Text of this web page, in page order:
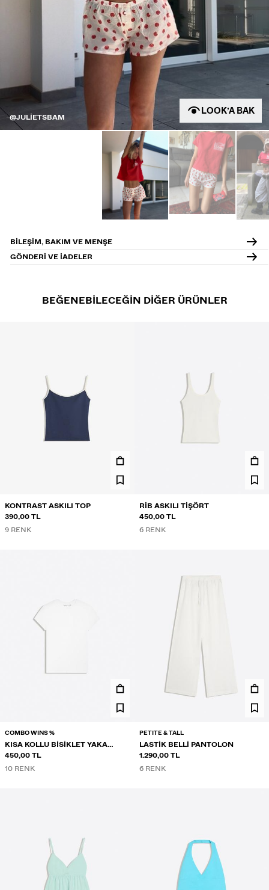
@JULIETSBAM
LOOK’A BAK
BILEŞIM, BAKIM VE MENŞE
GÖNDERI VE IADELER
BEĞENEBILECEĞIN DIĞER ÜRÜNLER
KONTRAST ASKILI TOP
390,00 TL
9 RENK
RIB ASKILI TIŞÖRT
450,00 TL
6 RENK
COMBO WINS %
KISA KOLLU BISIKLET YAKA
TIŞÖRT
450,00 TL
10 RENK
PETITE & TALL
LASTIK BELLI PANTOLON
1.290,00 TL
6 RENK